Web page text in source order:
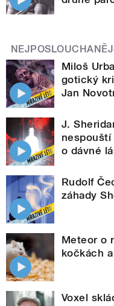
Miloš
gotický
Jan
J.
o dávné
Rudolf
záhady
Meteor o
kočkách
Voxel